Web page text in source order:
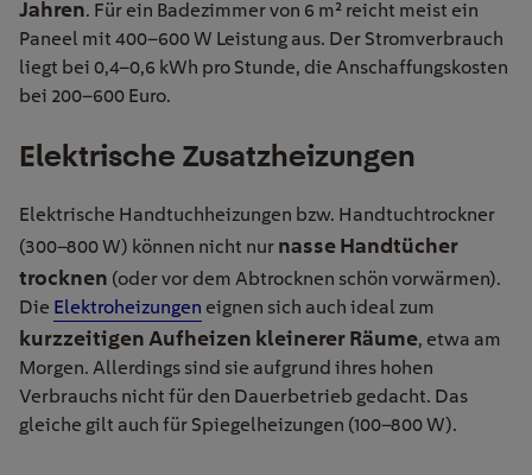
Jahren. Für ein Badezimmer von 6 m² reicht meist ein
Paneel mit 400–600 W Leistung aus. Der Stromverbrauch
liegt bei 0,4–0,6 kWh pro Stunde, die Anschaffungskosten
bei 200–600 Euro.
Elektrische Zusatzheizungen
Elektrische Handtuchheizungen bzw. Handtuchtrockner
(300–800 W) können nicht nur nasse Handtücher
trocknen (oder vor dem Abtrocknen schön vorwärmen).
Die Elektroheizungen eignen sich auch ideal zum
kurzzeitigen Aufheizen kleinerer Räume, etwa am
Morgen. Allerdings sind sie aufgrund ihres hohen
Verbrauchs nicht für den Dauerbetrieb gedacht. Das
gleiche gilt auch für Spiegelheizungen (100–800 W).